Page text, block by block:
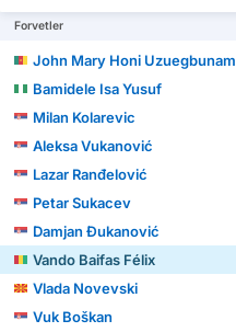
Forvetler
John Mary Honi Uzuegbunam
Bamidele Isa Yusuf
Milan Kolarevic
Aleksa Vukanović
Lazar Ranđelović
Petar Sukacev
Damjan Đukanović
Vando Baifas Félix
Vlada Novevski
Vuk Boškan